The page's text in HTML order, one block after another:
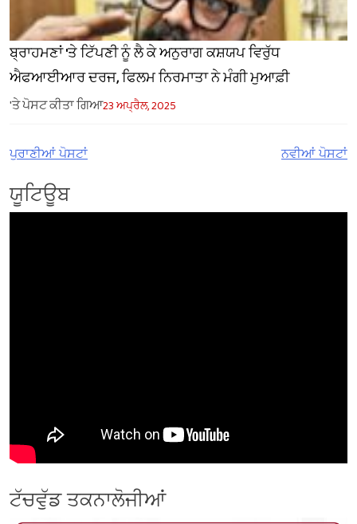
ਬ੍ਰਾਹਮਣਾਂ 'ਤੇ ਟਿੱਪਣੀ ਨੂੰ ਲੈ ਕੇ ਅਨੁਰਾਗ ਕਸ਼ਯਪ ਵਿਰੁੱਧ
ਐਫਆਈਆਰ ਦਰਜ, ਫਿਲਮ ਨਿਰਮਾਤਾ ਨੇ ਮੰਗੀ ਮੁਆਫ਼ੀ
'ਤੇ ਪੋਸਟ ਕੀਤਾ ਗਿਆ23 ਅਪ੍ਰੈਲ, 2025
ਪੋਸਟ
ਨੇਵੀਗੇਸ਼ਨ
ਪੁਰਾਣੀਆਂ ਪੋਸਟਾਂ ਨਵੀਆਂ ਪੋਸਟਾਂ
ਯੂਟਿਊਬ
ਟੱਚਵੁੱਡ ਤਕਨਾਲੋਜੀਆਂ